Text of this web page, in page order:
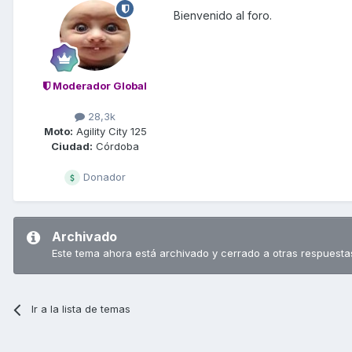
Moderador Global
28,3k
Moto: Agility City 125
Ciudad: Córdoba
Donador
Bienvenido al foro.
Archivado
Este tema ahora está archivado y cerrado a otras
Ir a la lista de temas